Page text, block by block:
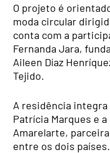
O projeto é
moda circular
conta com a
Fernanda Jara,
Aileen Díaz
Tejido.
A residência
Patrícia Marques e
Amarelarte,
entre os dois países.